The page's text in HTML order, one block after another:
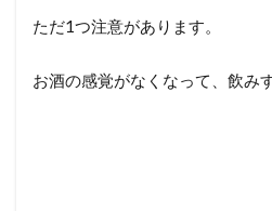
ただ1つ注意があります。
お酒の感覚がなくなって、飲み